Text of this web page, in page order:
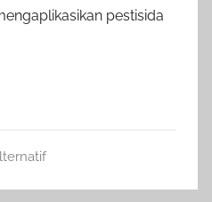
pestisida